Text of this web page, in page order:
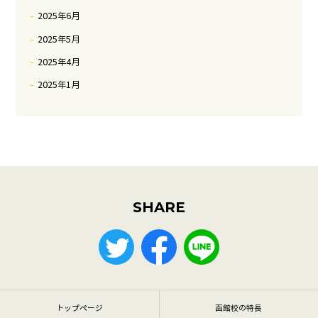
2025年6月
2025年5月
2025年4月
2025年1月
SHARE
トップページ 函館校の特長